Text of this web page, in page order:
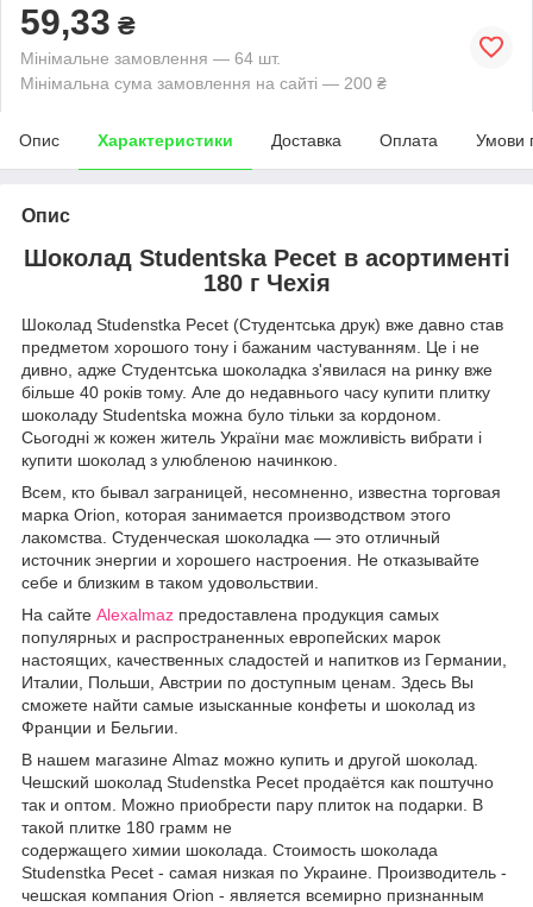
59,33 ₴
Мінімальне замовлення — 64 шт.
Мінімальна сума замовлення на сайті — 200 ₴
Опис Характеристики Доставка Оплата Умови
Опис
Шоколад Studentska Pecet в асортименті
180 г Чехія
Шоколад Studenstka Pecet (Студентська друк) вже давно став
предметом хорошого тону і бажаним частуванням. Це і не
дивно, адже Студентська шоколадка з'явилася на ринку вже
більше 40 років тому. Але до недавнього часу купити плитку
шоколаду Studentska можна було тільки за кордоном.
Сьогодні ж кожен житель України має можливість вибрати і
купити шоколад з улюбленою начинкою.
Всем, кто бывал заграницей, несомненно, известна торговая
марка Orion, которая занимается производством этого
лакомства. Студенческая шоколадка — это отличный
источник энергии и хорошего настроения. Не отказывайте
себе и близким в таком удовольствии.
На сайте Alexalmaz предоставлена продукция самых
популярных и распространенных европейских марок
настоящих, качественных сладостей и напитков из Германии,
Италии, Польши, Австрии по доступным ценам. Здесь Вы
сможете найти самые изысканные конфеты и шоколад из
Франции и Бельгии.
В нашем магазине Almaz можно купить и другой шоколад.
Чешский шоколад Studenstka Pecet продаётся как поштучно
так и оптом. Можно приобрести пару плиток на подарки. В
такой плитке 180 грамм не
содержащего химии шоколада. Стоимость шоколада
Studenstka Pecet - самая низкая по Украине. Производитель -
чешская компания Orion - является всемирно признанным